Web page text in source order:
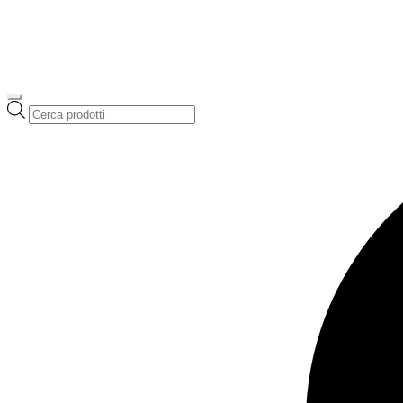
Ricerca
prodotti